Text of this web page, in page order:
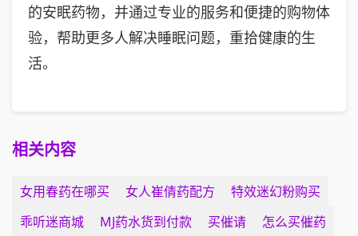
的安眠药物，并通过专业的服务和便捷的购物体
验，帮助更多人解决睡眠问题，重拾健康的生
活。
相关内容
女用春药在哪买 女人崔倩药配方
特效迷幻粉购买
乖听迷商城
MJ药水货到付款 买催请
怎么买催药